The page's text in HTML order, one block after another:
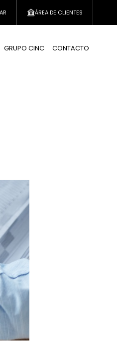
ÁREA DE CLIENTES
GRUPO CINC CONTACTO